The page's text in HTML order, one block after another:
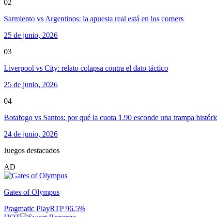
02
Sarmiento vs Argentinos: la apuesta real está en los corners
25 de junio, 2026
03
Liverpool vs City: relato colapsa contra el dato táctico
25 de junio, 2026
04
Botafogo vs Santos: por qué la cuota 1.90 esconde una trampa
24 de junio, 2026
Juegos destacados
AD
Gates of Olympus
Pragmatic PlayRTP96.5%